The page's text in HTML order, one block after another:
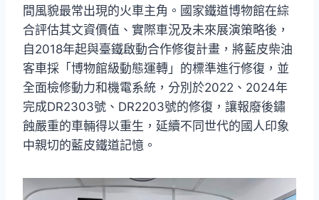
間風貌最常出現的火車主角。國家鐵道博物館在綜
合評估其文資價值、實際車況及未來展演策略後，
自2018年起與臺鐵啟動合作修復計畫，將藍皮柴油
客車採「博物館級動態運轉」的標準進行修復，並
全面檢修動力和機電系統，分別於2022、2024年
完成DR2303號、DR2203號的修復，讓報廢後鏽
蝕嚴重的車輛得以重生，延續不同世代的國人印象
中親切的藍皮鐵道記憶。